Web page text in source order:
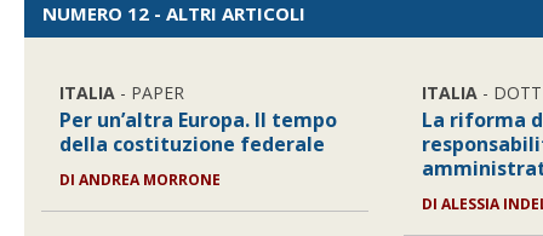
NUMERO 12 - ALTRI ARTICOLI
ITALIA - PAPER
Per un’altra Europa. Il tempo
della costituzione federale
DIANDREA MORRONE
ITALIA -
La riforma
DIALESSIA